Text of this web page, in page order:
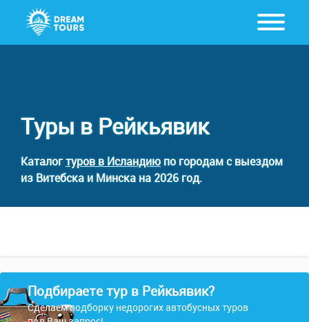
Туры в Рейкьявик
Каталогтуров в Исландию по городам с выездом
из Витебска и Минска на 2026 год.
Подбираете тур в Рейкьявик?
Сделаем подборку недорогих автобусных туров